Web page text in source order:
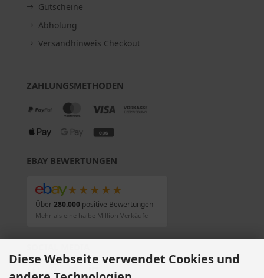
Gutscheine
Abholung
Versandhinweis Checkout
ZAHLUNGSMETHODEN
EBAY BEWERTUNGEN
★★★★★
Über280.000positive Bewertungen
Mehr als eine halbe Million Verkäufe
Diese Webseite verwendet Cookies und